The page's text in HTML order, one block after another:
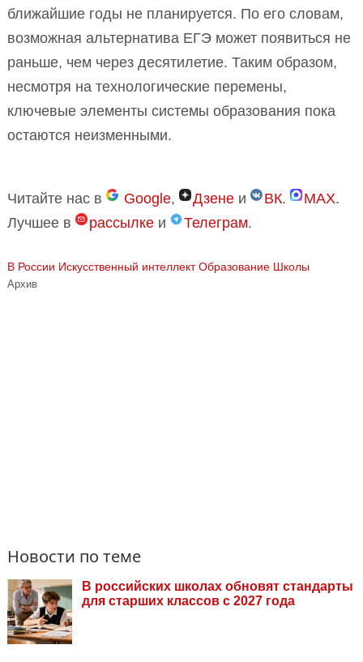
ближайшие годы не планируется. По его словам,
возможная альтернатива ЕГЭ может появиться не
раньше, чем через десятилетие. Таким образом,
несмотря на технологические перемены,
ключевые элементы системы образования пока
остаются неизменными.
Читайте нас в Google, Дзене и ВК. MAX.
Лучшее в
рассылке и Телеграм.
В России Искусственный интеллект Образование Школы
Архив
Новости по теме
В российских школах обновят стандарты
для старших классов с 2027 года